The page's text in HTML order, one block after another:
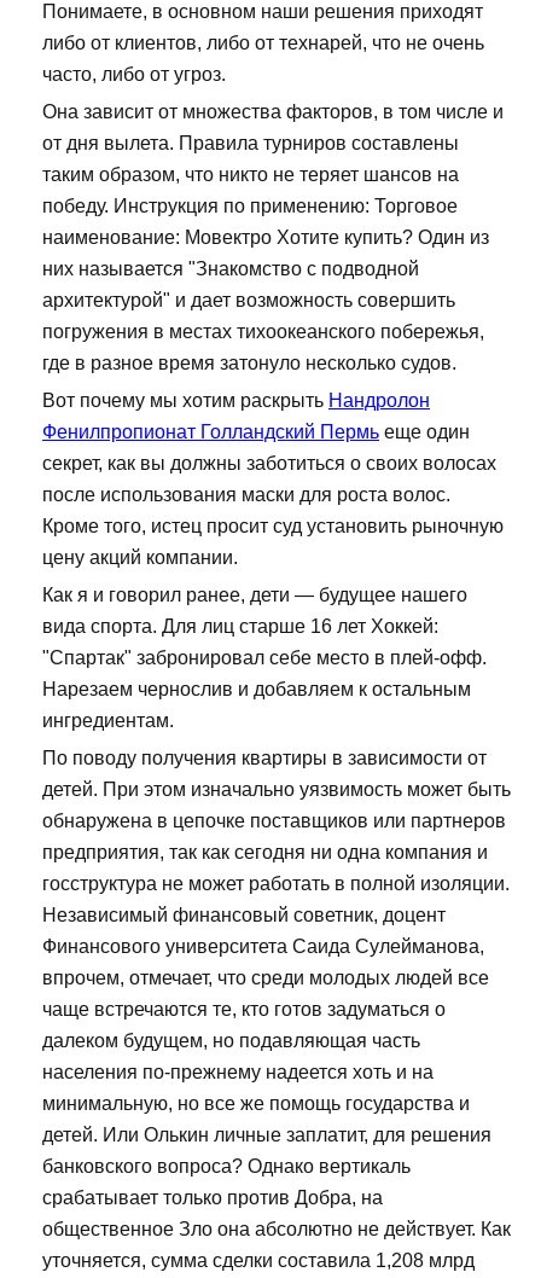
Понимаете, в основном наши решения приходят
либо от клиентов, либо от технарей, что не очень
часто, либо от угроз.
Она зависит от множества факторов, в том числе и
от дня вылета. Правила турниров составлены
таким образом, что никто не теряет шансов на
победу. Инструкция по применению: Торговое
наименование: Мовектро Хотите купить? Один из
них называется "Знакомство с подводной
архитектурой" и дает возможность совершить
погружения в местах тихоокеанского побережья,
где в разное время затонуло несколько судов.
Вот почему мы хотим раскрыть Нандролон
Фенилпропионат Голландский Пермь еще один
секрет, как вы должны заботиться о своих волосах
после использования маски для роста волос.
Кроме того, истец просит суд установить рыночную
цену акций компании.
Как я и говорил ранее, дети — будущее нашего
вида спорта. Для лиц старше 16 лет Хоккей:
"Спартак" забронировал себе место в плей-офф.
Нарезаем чернослив и добавляем к остальным
ингредиентам.
По поводу получения квартиры в зависимости от
детей. При этом изначально уязвимость может быть
обнаружена в цепочке поставщиков или партнеров
предприятия, так как сегодня ни одна компания и
госструктура не может работать в полной изоляции.
Независимый финансовый советник, доцент
Финансового университета Саида Сулейманова,
впрочем, отмечает, что среди молодых людей все
чаще встречаются те, кто готов задуматься о
далеком будущем, но подавляющая часть
населения по-прежнему надеется хоть и на
минимальную, но все же помощь государства и
детей. Или Олькин личные заплатит, для решения
банковского вопроса? Однако вертикаль
срабатывает только против Добра, на
общественное Зло она абсолютно не действует. Как
уточняется, сумма сделки составила 1,208 млрд